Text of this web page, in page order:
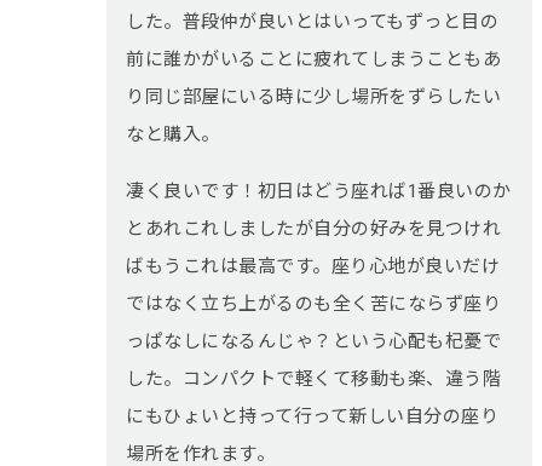
した。普段仲が良いとはいってもずっと目の
前に誰かがいることに疲れてしまうこともあ
り同じ部屋にいる時に少し場所をずらしたい
なと購入。
凄く良いです！初日はどう座れば1番良いのか
とあれこれしましたが自分の好みを見つけれ
ばもうこれは最高です。座り心地が良いだけ
ではなく立ち上がるのも全く苦にならず座り
っぱなしになるんじゃ？という心配も杞憂で
した。コンパクトで軽くて移動も楽、違う階
にもひょいと持って行って新しい自分の座り
場所を作れます。